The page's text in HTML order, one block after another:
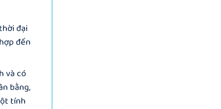
đại
đến
và có
bằng,
tính